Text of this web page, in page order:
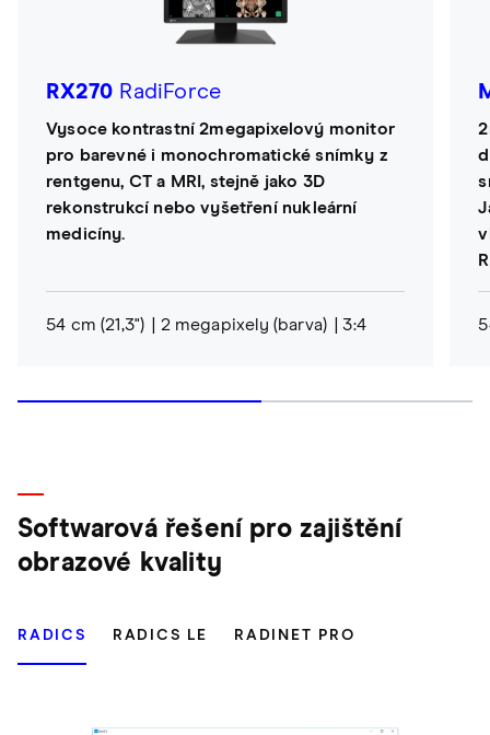
RX270 RadiForce
Vysoce kontrastní 2megapixelový monitor
pro barevné i monochromatické snímky z
rentgenu, CT a MRI, stejně jako 3D
rekonstrukcí nebo vyšetření nukleární
medicíny.
54 cm (21,3") 2 megapixely (barva) 3:4
Softwarová řešení pro zajištění
obrazové kvality
RADICS RADICS LE RADINET PRO